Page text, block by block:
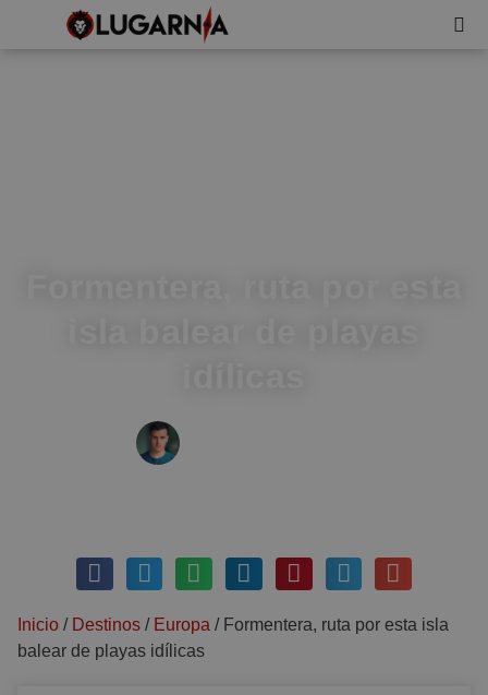
Inicio / Destinos / Europa / Formentera, ruta por esta isla
balear de playas idílicas